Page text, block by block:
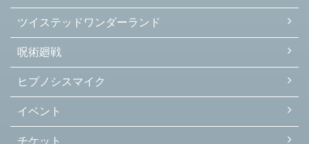
ツイステッドワンダーランド
呪術廻戦
ヒプノシスマイク
イベント
チケット